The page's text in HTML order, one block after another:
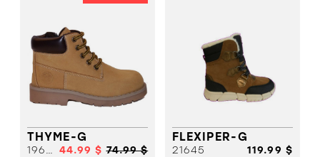
THYME-G
19696 44.99 $ 74.99 $
FLEXIPER-G
21645 119.99 $